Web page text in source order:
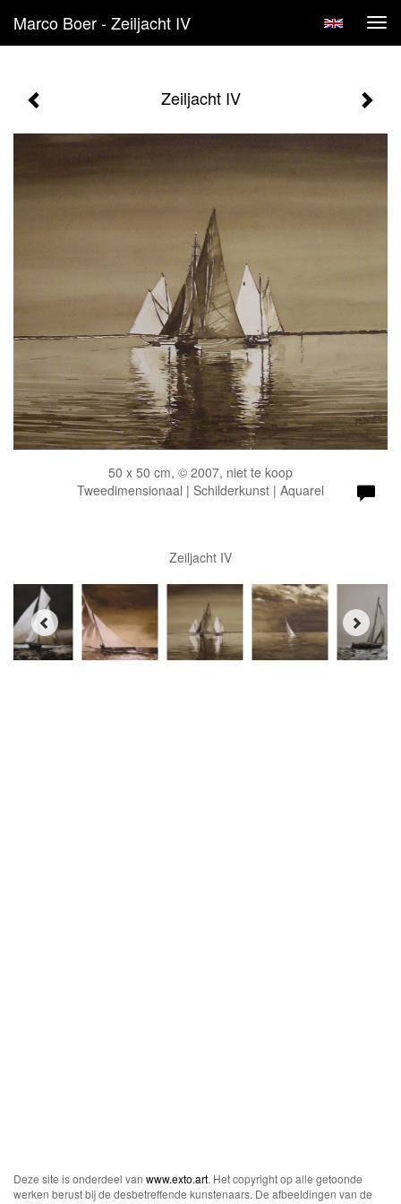
Marco Boer - Zeiljacht IV
Zeiljacht IV
50 x 50 cm, © 2007, niet te koop
Tweedimensionaal | Schilderkunst | Aquarel
Zeiljacht IV
Deze site is onderdeel van www.exto.art. Het copyright op alle getoonde
werken berust bij de desbetreffende kunstenaars. De afbeeldingen van de